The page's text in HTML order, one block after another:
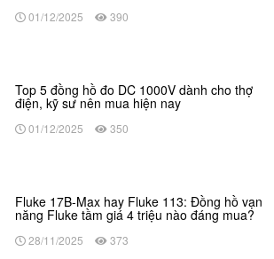
01/12/2025 390
Top 5 đồng hồ đo DC 1000V dành cho thợ
điện, kỹ sư nên mua hiện nay
01/12/2025 350
Fluke 17B-Max hay Fluke 113: Đồng hồ vạn
năng Fluke tầm giá 4 triệu nào đáng mua?
28/11/2025 373